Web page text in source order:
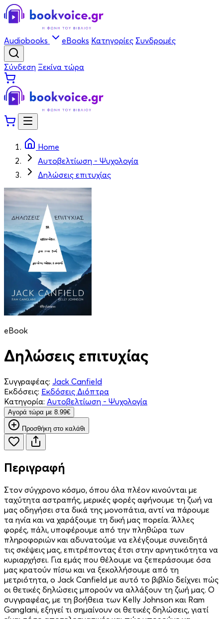
Audiobooks eBooks Κατηγορίες Συνδρομές
Σύνδεση Ξεκίνα τώρα
Home
Αυτοβελτίωση - Ψυχολογία
Δηλώσεις επιτυχίας
eBook
Δηλώσεις επιτυχίας
Συγγραφέας: Jack Canfield
Εκδόσεις: Εκδόσεις Διόπτρα
Κατηγορία: Αυτοβελτίωση - Ψυχολογία
Aγορά τώρα με 8.99€
Προσθήκη στο καλάθι
Περιγραφή
Στον σύγχρονο κόσμο, όπου όλα πλέον κινούνται με
ταχύτητα αστραπής, μερικές φορές αφήνουμε τη ζωή να
μας οδηγήσει στα δικά της μονοπάτια, αντί να πάρουμε
τα ηνία και να χαράξουμε τη δική μας πορεία. Άλλες
φορές, πάλι, υποφέρουμε από την πληθώρα των
πληροφοριών και αδυνατούμε να ελέγξουμε συνειδητά
τις σκέψεις μας, επιτρέποντας έτσι στην αρνητικότητα να
κυριαρχήσει. Για εμάς που θέλουμε να ξεπεράσουμε όσα
μας κρατούν πίσω και να ξεκολλήσουμε από τη
μετριότητα, ο Jack Canfield με αυτό το βιβλίο δείχνει πώς
οι θετικές δηλώσεις μπορούν να αλλάξουν τη ζωή μας. Ο
συγγραφέας, με τη βοήθεια των Kelly Johnson και Ram
Ganglani, εξηγεί τι σημαίνουν οι θετικές δηλώσεις, γιατί